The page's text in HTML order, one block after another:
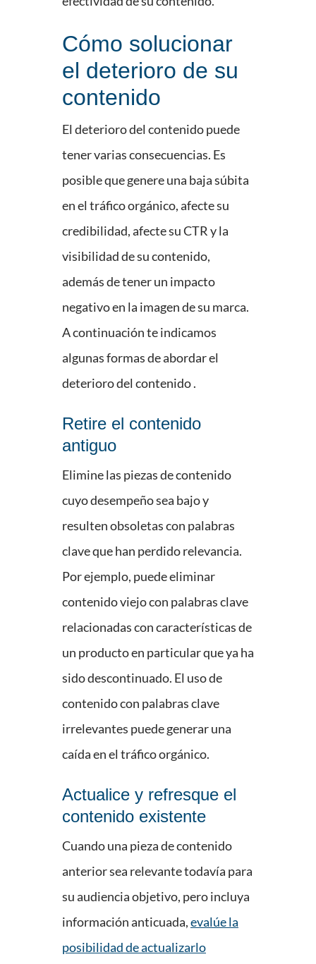
Cómo solucionar
el deterioro de su
contenido
El deterioro del contenido puede
tener varias consecuencias. Es
posible que genere una baja súbita
en el tráfico orgánico, afecte su
credibilidad, afecte su CTR y la
visibilidad de su contenido,
además de tener un impacto
negativo en la imagen de su marca.
A continuación te indicamos
algunas formas de abordar el
deterioro del contenido .
Retire el contenido
antiguo
Elimine las piezas de contenido
cuyo desempeño sea bajo y
resulten obsoletas con palabras
clave que han perdido relevancia.
Por ejemplo, puede eliminar
contenido viejo con palabras clave
relacionadas con características de
un producto en particular que ya ha
sido descontinuado. El uso de
contenido con palabras clave
irrelevantes puede generar una
caída en el tráfico orgánico.
Actualice y refresque el
contenido existente
Cuando una pieza de contenido
anterior sea relevante todavía para
su audiencia objetivo, pero incluya
información anticuada,evalúe la
posibilidad de actualizarlo